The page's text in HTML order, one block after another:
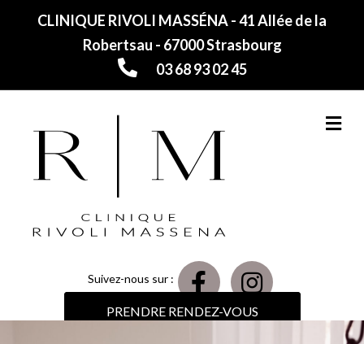
CLINIQUE RIVOLI MASSÉNA - 41 Allée de la
Robertsau - 67000 Strasbourg
03 68 93 02 45
Suivez-nous sur :
PRENDRE RENDEZ-VOUS